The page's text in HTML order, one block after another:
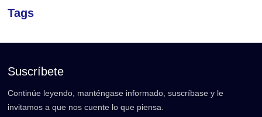
Tags
Suscríbete
Continúe leyendo, manténgase informado, suscríbase y le
invitamos a que nos cuente lo que piensa.